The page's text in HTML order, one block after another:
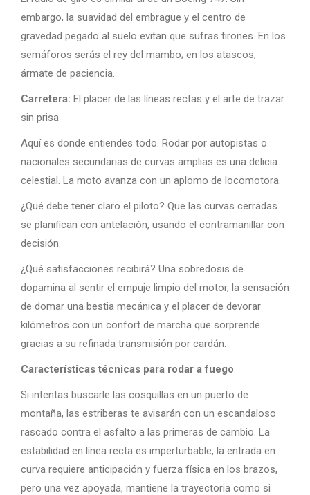
embargo, la suavidad del embrague y el centro de
gravedad pegado al suelo evitan que sufras tirones. En los
semáforos serás el rey del mambo; en los atascos,
ármate de paciencia.
Carretera: El placer de las líneas rectas y el arte de trazar
sin prisa
Aquí es donde entiendes todo. Rodar por autopistas o
nacionales secundarias de curvas amplias es una delicia
celestial. La moto avanza con un aplomo de locomotora.
¿Qué debe tener claro el piloto? Que las curvas cerradas
se planifican con antelación, usando el contramanillar con
decisión.
¿Qué satisfacciones recibirá? Una sobredosis de
dopamina al sentir el empuje limpio del motor, la sensación
de domar una bestia mecánica y el placer de devorar
kilómetros con un confort de marcha que sorprende
gracias a su refinada transmisión por cardán.
Características técnicas para rodar a fuego
Si intentas buscarle las cosquillas en un puerto de
montaña, las estriberas te avisarán con un escandaloso
rascado contra el asfalto a las primeras de cambio. La
estabilidad en línea recta es imperturbable, la entrada en
curva requiere anticipación y fuerza física en los brazos,
pero una vez apoyada, mantiene la trayectoria como si